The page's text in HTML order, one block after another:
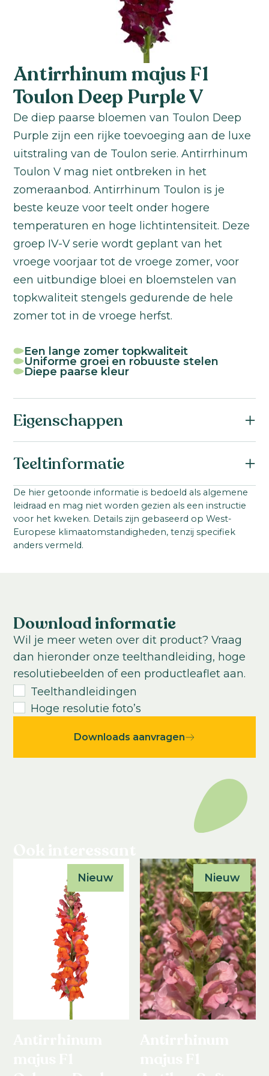
Antirrhinum majus F1
Toulon Deep Purple V
De diep paarse bloemen van Toulon Deep
Purple zijn een rijke toevoeging aan de luxe
uitstraling van de Toulon serie. Antirrhinum
Toulon V mag niet ontbreken in het
zomeraanbod. Antirrhinum Toulon is je
beste keuze voor teelt onder hogere
temperaturen en hoge lichtintensiteit. Deze
groep IV-V serie wordt geplant van het
vroege voorjaar tot de vroege zomer, voor
een uitbundige bloei en bloemstelen van
topkwaliteit stengels gedurende de hele
zomer tot in de vroege herfst.
Een lange zomer topkwaliteit
Uniforme groei en robuuste stelen
Diepe paarse kleur
Eigenschappen
Antirrhinum majus F1
Familie:
Scrophulariaceae / Plantaginaceae
Serienaam:
Toulon V
VBN code:
Teeltinformatie
Startmateriaal:
Gepilleerd zaad Zaad
Steellengte:
80-100cm
Teelttemperatuur:
Warm
Teeltduur tot jonge plant:
4-5weken
Teeltduur van jonge plant tot eindproduct:
8-20weken
De hier getoonde informatie is bedoeld als algemene
leidraad en mag niet worden gezien als een instructie
voor het kweken. Details zijn gebaseerd op West-
Europese klimaatomstandigheden, tenzij specifiek
anders vermeld.
Download informatie
Wil je meer weten over dit product? Vraag
dan hieronder onze teelthandleiding, hoge
resolutiebeelden of een productleaflet aan.
Teelthandleidingen
Hoge resolutie foto’s
Downloads aanvragen
Nieuw Nieuw